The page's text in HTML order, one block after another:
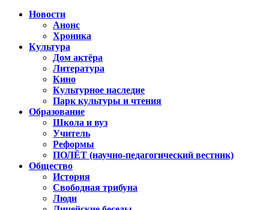
Новости
Анонс
Хроника
Культура
Дом актёра
Литература
Кино
Культурное наследие
Парк культуры и чтения
Образование
Школа и вуз
Учитель
Реформы
ПОЛЁТ (научно-педагогический вестник)
Общество
История
Свободная трибуна
Люди